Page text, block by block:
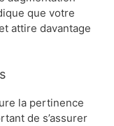
que votre
attire davantage
la pertinence
de s’assurer